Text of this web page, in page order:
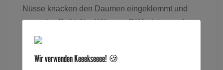
Nüsse knacken den Daumen eingeklemmt und
muss das Bett hüten! Was nun? Wie kriegen die
Kinder jetzt ihre Geschenke? Keine Sorge, Chef
schon eine Idee: Er hat ja noch ein Schwein im
Wir verwenden Keeekseeee! 🍪